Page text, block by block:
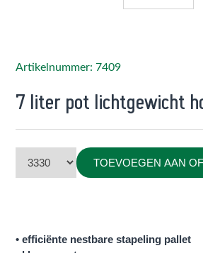
Artikelnummer: 7409
7 liter pot lichtgewicht
TOEVOEGEN AAN
• efficiënte nestbare stapeling pallet